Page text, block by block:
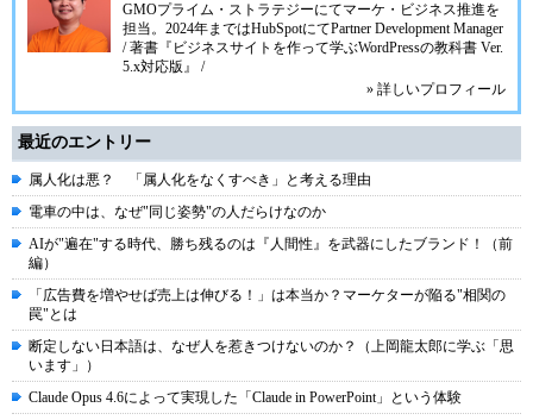
GMOプライム・ストラテジーにてマーケ・ビジネス推進を
担当。2024年まではHubSpotにてPartner Development Manager
/ 著書『ビジネスサイトを作って学ぶWordPressの教科書 Ver.
5.x対応版』 /
» 詳しいプロフィール
最近のエントリー
属人化は悪？ 「属人化をなくすべき」と考える理由
電車の中は、なぜ"同じ姿勢"の人だらけなのか
AIが"遍在"する時代、勝ち残るのは『人間性』を武器にしたブランド！（前
編）
「広告費を増やせば売上は伸びる！」は本当か？マーケターが陥る"相関の
罠"とは
断定しない日本語は、なぜ人を惹きつけないのか？（上岡龍太郎に学ぶ「思
います」）
Claude Opus 4.6によって実現した「Claude in PowerPoint」という体験